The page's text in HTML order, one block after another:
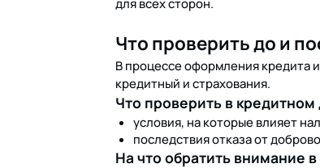
для всех сторон.
Что проверить до и
В процессе оформления кредита
кредитный и страхования.
Что проверить в кредитном
условия, на которые влияет
последствия отказа от
На что обратить внимание